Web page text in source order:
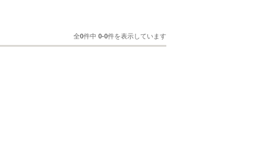
全0件中 0-0件を表示しています